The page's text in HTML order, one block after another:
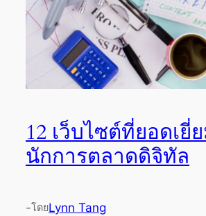
12 เว็บไซต์ที่ยอดเยี่
นักการตลาดดิจิทัล
-โดยLynn Tang